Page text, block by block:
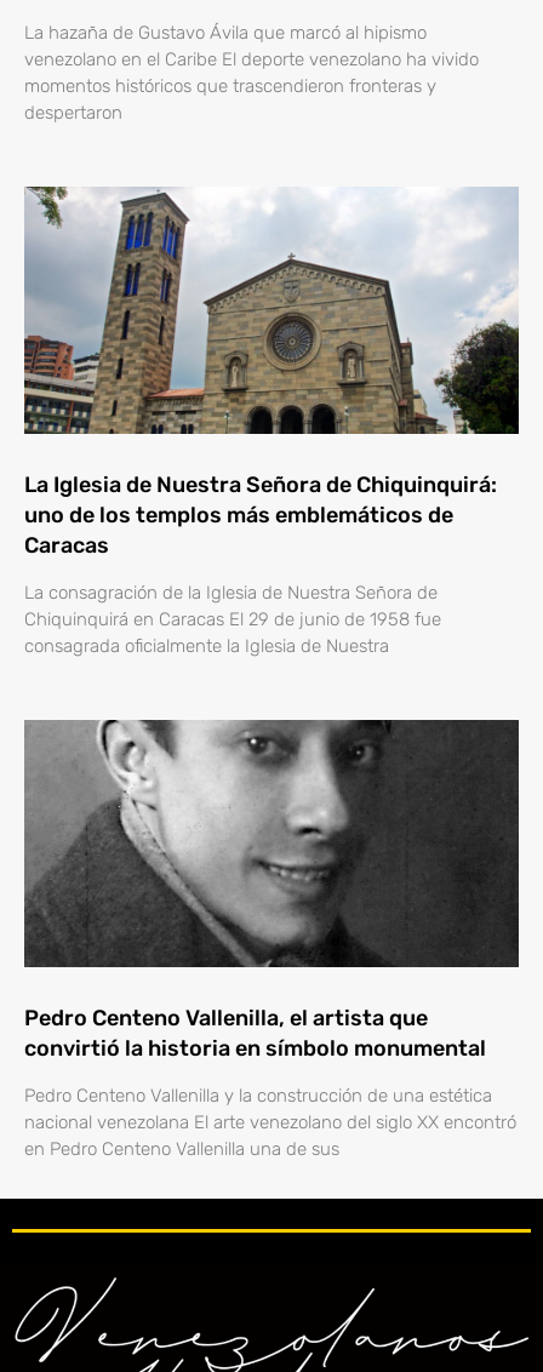
La hazaña de Gustavo Ávila que marcó al hipismo
venezolano en el Caribe El deporte venezolano ha vivido
momentos históricos que trascendieron fronteras y
despertaron
La Iglesia de Nuestra Señora de Chiquinquirá:
uno de los templos más emblemáticos de
Caracas
La consagración de la Iglesia de Nuestra Señora de
Chiquinquirá en Caracas El 29 de junio de 1958 fue
consagrada oficialmente la Iglesia de Nuestra
Pedro Centeno Vallenilla, el artista que
convirtió la historia en símbolo monumental
Pedro Centeno Vallenilla y la construcción de una estética
nacional venezolana El arte venezolano del siglo XX encontró
en Pedro Centeno Vallenilla una de sus